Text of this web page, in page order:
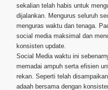
sekalian telah habis untuk
dijalankan. Mengurus seluruh
menguras waktu dan tenaga.
social media maksimal dan
konsisten update.
Social Media waktu ini
memadai ampuh serta efisien
rekan. Seperti telah
adaah bersama dengan